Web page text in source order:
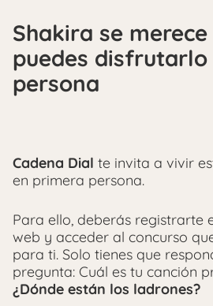
Shakira se
puedes
persona
Cadena Dial te invita a vivir
en primera persona.
Para ello, deberás registrarte
web y acceder al concurso
para ti. Solo tienes que
pregunta: Cuál es tu canción
¿Dónde están los ladrones?